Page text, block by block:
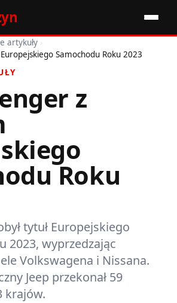
artykuły ›
Samochodu Roku 2023
z
Roku
tytuł Europejskiego
2023, wyprzedzając
Volkswagena i Nissana.
Jeep przekonał 59
krajów.